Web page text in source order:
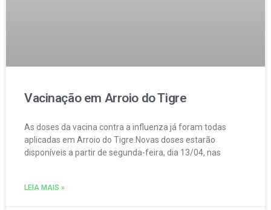
Vacinação em Arroio do Tigre
As doses da vacina contra a influenza já foram todas
aplicadas em Arroio do Tigre.Novas doses estarão
disponíveis a partir de segunda-feira, dia 13/04, nas
LEIA MAIS »